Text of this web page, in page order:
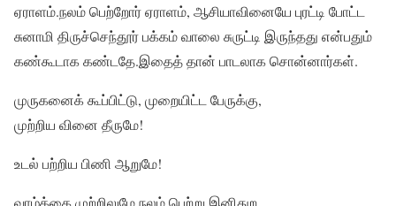
ஏராளம்.நலம் பெற்றோர் ஏராளம், ஆசியாவினையே புரட்டி போட்ட
சுனாமி திருச்செந்தூர் பக்கம் வாலை சுருட்டி இருந்தது என்பதும்
கண்கூடாக கண்டதே.இதைத் தான் பாடலாக சொன்னார்கள்.
முருகனைக் கூப்பிட்டு, முறையிட்ட பேருக்கு,
முற்றிய வினை தீருமே!
உடல் பற்றிய பிணி ஆறுமே!
வாழ்க்கை முற்றிலுமே நலம் பெற்று இனிதுற